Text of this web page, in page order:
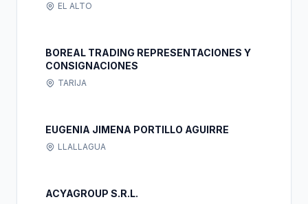
EL ALTO
BOREAL TRADING REPRESENTACIONES Y
CONSIGNACIONES
TARIJA
EUGENIA JIMENA PORTILLO AGUIRRE
LLALLAGUA
ACYAGROUP S.R.L.